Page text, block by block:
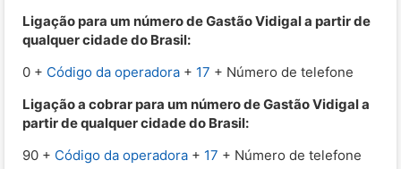
Ligação para um número de Gastão Vidigal a partir de
qualquer cidade do Brasil:
0 + Código da operadora + 17 + Número de telefone
Ligação a cobrar para um número de Gastão Vidigal a
partir de qualquer cidade do Brasil:
90 + Código da operadora + 17 + Número de telefone